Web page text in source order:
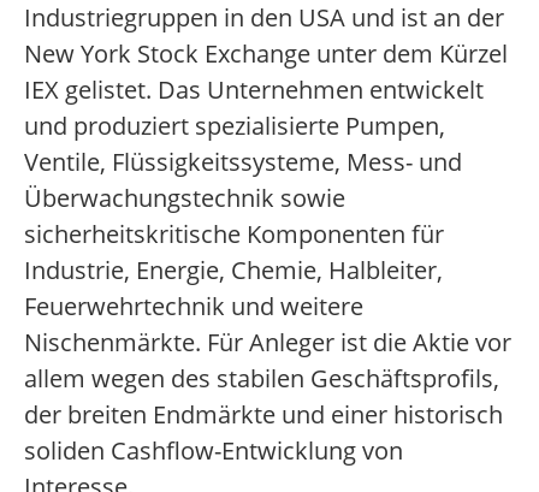
Industriegruppen in den USA und ist an der
New York Stock Exchange unter dem Kürzel
IEX gelistet. Das Unternehmen entwickelt
und produziert spezialisierte Pumpen,
Ventile, Flüssigkeitssysteme, Mess- und
Überwachungstechnik sowie
sicherheitskritische Komponenten für
Industrie, Energie, Chemie, Halbleiter,
Feuerwehrtechnik und weitere
Nischenmärkte. Für Anleger ist die Aktie vor
allem wegen des stabilen Geschäftsprofils,
der breiten Endmärkte und einer historisch
soliden Cashflow-Entwicklung von